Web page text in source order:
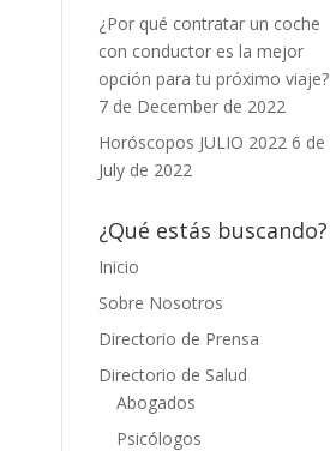
¿Por qué contratar un coche
con conductor es la mejor
opción para tu próximo viaje?
7 de December de 2022
Horóscopos JULIO 2022 6 de
July de 2022
¿Qué estás buscando?
Inicio
Sobre Nosotros
Directorio de Prensa
Directorio de Salud
Abogados
Psicólogos